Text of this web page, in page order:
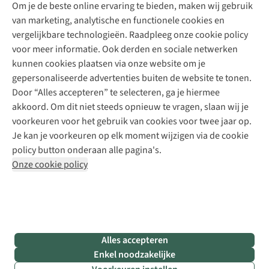
Om je de beste online ervaring te bieden, maken wij gebruik
van marketing, analytische en functionele cookies en
vergelijkbare technologieën. Raadpleeg onze cookie policy
voor meer informatie. Ook derden en sociale netwerken
kunnen cookies plaatsen via onze website om je
gepersonaliseerde advertenties buiten de website te tonen.
Door “Alles accepteren” te selecteren, ga je hiermee
akkoord. Om dit niet steeds opnieuw te vragen, slaan wij je
voorkeuren voor het gebruik van cookies voor twee jaar op.
Je kan je voorkeuren op elk moment wijzigen via de cookie
policy button onderaan alle pagina's.
Onze cookie policy
Alles accepteren
Enkel noodzakelijke
Schoenherstelling
Kledingherstelling
Retouches
Voor bedrijven
Explore Camp
Gear Check
Inspiratie & advies
Meld je aan voor de nieuwsbrief
Follow us
Disclaimer Privacy Policy
Algemene voorwaarden
Cookie Policy